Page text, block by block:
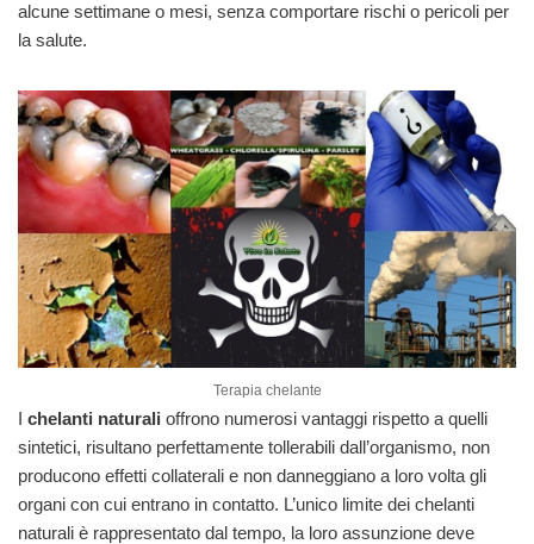
alcune settimane o mesi, senza comportare rischi o pericoli per
la salute.
Terapia chelante
I chelanti naturali offrono numerosi vantaggi rispetto a quelli
sintetici, risultano perfettamente tollerabili dall’organismo, non
producono effetti collaterali e non danneggiano a loro volta gli
organi con cui entrano in contatto. L’unico limite dei chelanti
naturali è rappresentato dal tempo, la loro assunzione deve